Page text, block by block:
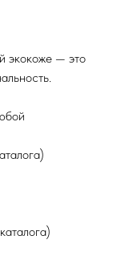
экокоже — это